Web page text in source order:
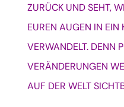
ZURÜCK UND SEHT,
EUREN AUGEN IN EIN
VERWANDELT. DENN
VERÄNDERUNGEN
AUF DER WELT